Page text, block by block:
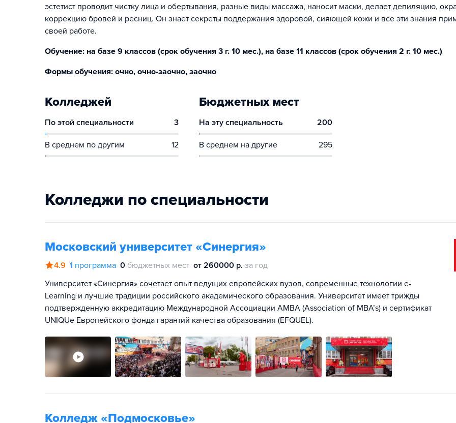
эстетист проводит чистку лица и обертывания, разные виды массажа, наносит маски, делает депиляцию,
коррекцию бровей и ресниц. Он знает секреты поддержания здоровой, сияющей кожи и все эти знания
своей работе.
Обучение: на базе 9 классов (срок обучения 3 г. 10 мес.), на базе 11 классов (срок обучения 2 г. 10 мес.)
Формы обучения: очно, очно-заочно, заочно
Колледжей
По этой специальности 3
В среднем по другим 12
Бюджетных мест
На эту специальность 200
В среднем на другие 295
Колледжи по специальности
Московский университет «Синергия»
4.9 1 программа 0 бюджетных мест от 260000 р. за год
Университет «Синергия» сочетает опыт ведущих европейских вузов, современные технологии e-
Learning и лучшие традиции российского академического образования. Университет имеет трижды
подтвержденную аккредитацию Международной Ассоциации AMBA (Association of MBA’s) и сертификат
UNIQUe Европейского фонда гарантий качества образования (EFQUEL).
Колледж «Подмосковье»